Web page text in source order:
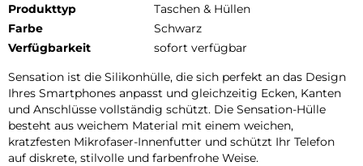
Produkttyp
Taschen & Hüllen
Farbe
Schwarz
Verfügbarkeit
sofort verfügbar
Sensation ist die Silikonhülle, die sich perfekt an das Design
Ihres Smartphones anpasst und gleichzeitig Ecken, Kanten
und Anschlüsse vollständig schützt. Die Sensation-Hülle
besteht aus weichem Material mit einem weichen,
kratzfesten Mikrofaser-Innenfutter und schützt Ihr Telefon
auf diskrete, stilvolle und farbenfrohe Weise.